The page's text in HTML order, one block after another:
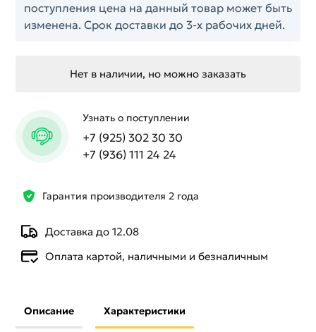
Гарантия производителя 2 года
Доставка до 12.08
Оплата картой, наличными и безналичным
поступления цена на данный товар может быть
изменена. Срок доставки до 3-х рабочих дней.
Нет в наличии, но можно заказать
Узнать о поступлении
+7 (925) 302 30 30
+7 (936) 111 24 24
Описание Характеристики